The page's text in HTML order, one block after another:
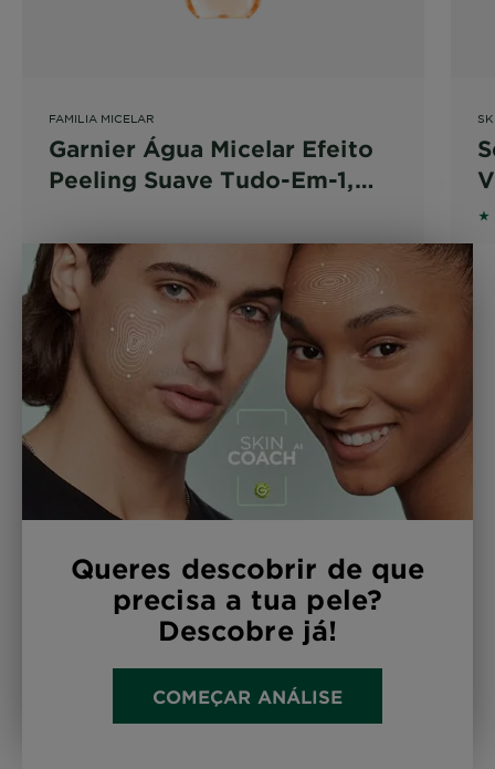
FAMILIA MICELAR
Garnier Água Micelar Efeito
Peeling Suave Tudo-Em-1,
Desmaquilha e Exfolia,
400ml
Queres descobrir de que
precisa a tua pele?
Descobre já!
COMEÇAR ANÁLISE